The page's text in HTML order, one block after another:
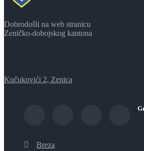
Dobrodošli na web stranicu
Zeničko-dobojskog kantona
Kučukovići 2, Zenica
Breza